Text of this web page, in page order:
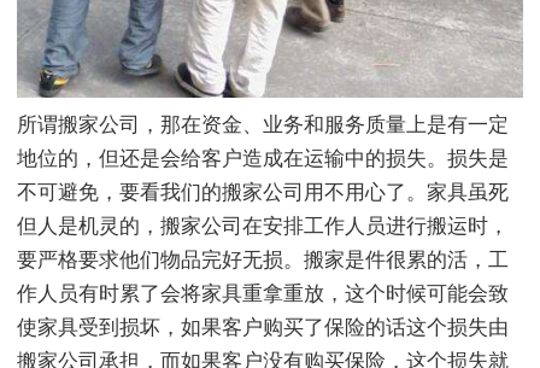
所谓搬家公司，那在资金、业务和服务质量上是有一定
地位的，但还是会给客户造成在运输中的损失。损失是
不可避免，要看我们的搬家公司用不用心了。家具虽死
但人是机灵的，搬家公司在安排工作人员进行搬运时，
要严格要求他们物品完好无损。搬家是件很累的活，工
作人员有时累了会将家具重拿重放，这个时候可能会致
使家具受到损坏，如果客户购买了保险的话这个损失由
搬家公司承担，而如果客户没有购买保险，这个损失就